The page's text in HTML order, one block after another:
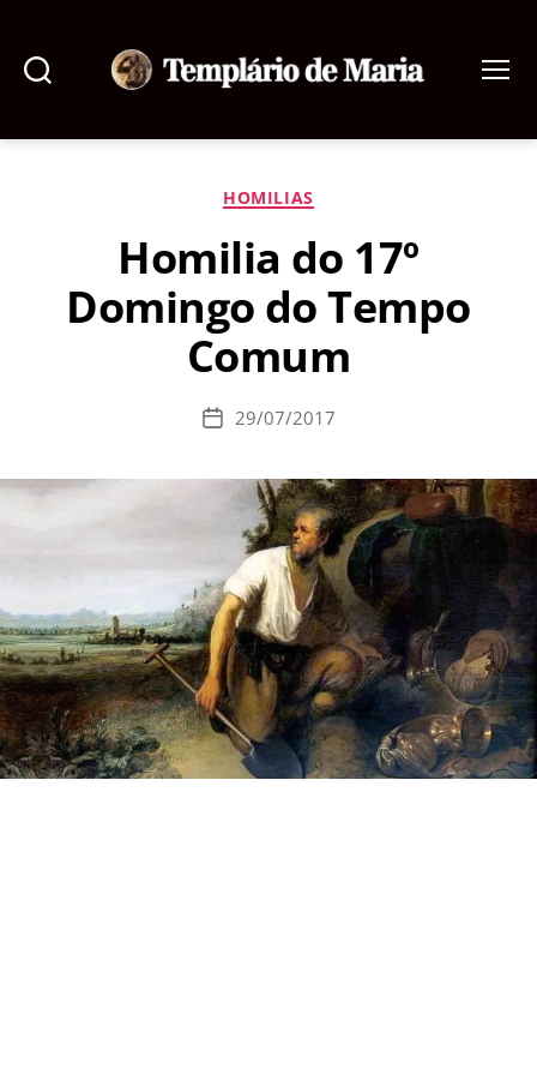
de
Categorias
HOMILIAS
Homilia do 17º
Domingo do Tempo
Comum
Data29/07/2017